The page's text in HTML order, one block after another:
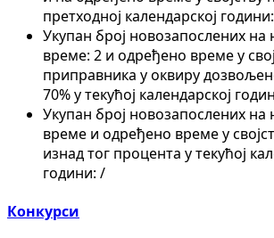
претходној календарској
Укупан број новозапослених на
време: 2 и одређено време у
приправника у оквиру
70% у текућој календарској
Укупан број новозапослених на
време и одређено време у
изнад тог процента у текућој
години: /
Конкурси